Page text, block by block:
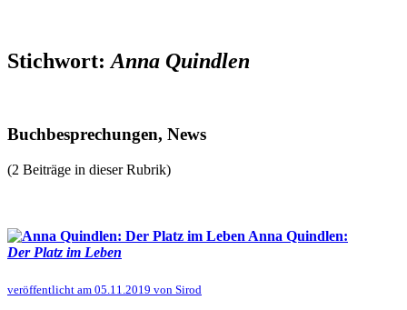
Stichwort: Anna Quindlen
Buchbesprechungen, News
(2 Beiträge in dieser Rubrik)
Anna Quindlen:
Der Platz im Leben
veröffentlicht am 05.11.2019 von Sirod